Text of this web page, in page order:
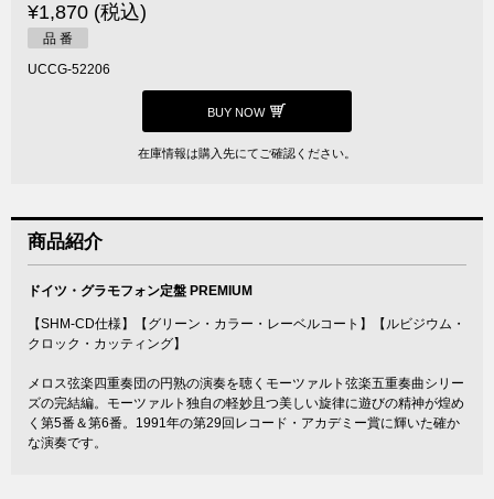
¥1,870 (税込)
品 番
UCCG-52206
BUY NOW
在庫情報は購入先にてご確認ください。
商品紹介
ドイツ・グラモフォン定盤 PREMIUM
【SHM-CD仕様】【グリーン・カラー・レーベルコート】【ルビジウム・
クロック・カッティング】
メロス弦楽四重奏団の円熟の演奏を聴くモーツァルト弦楽五重奏曲シリー
ズの完結編。モーツァルト独自の軽妙且つ美しい旋律に遊びの精神が煌め
く第5番＆第6番。1991年の第29回レコード・アカデミー賞に輝いた確か
な演奏です。